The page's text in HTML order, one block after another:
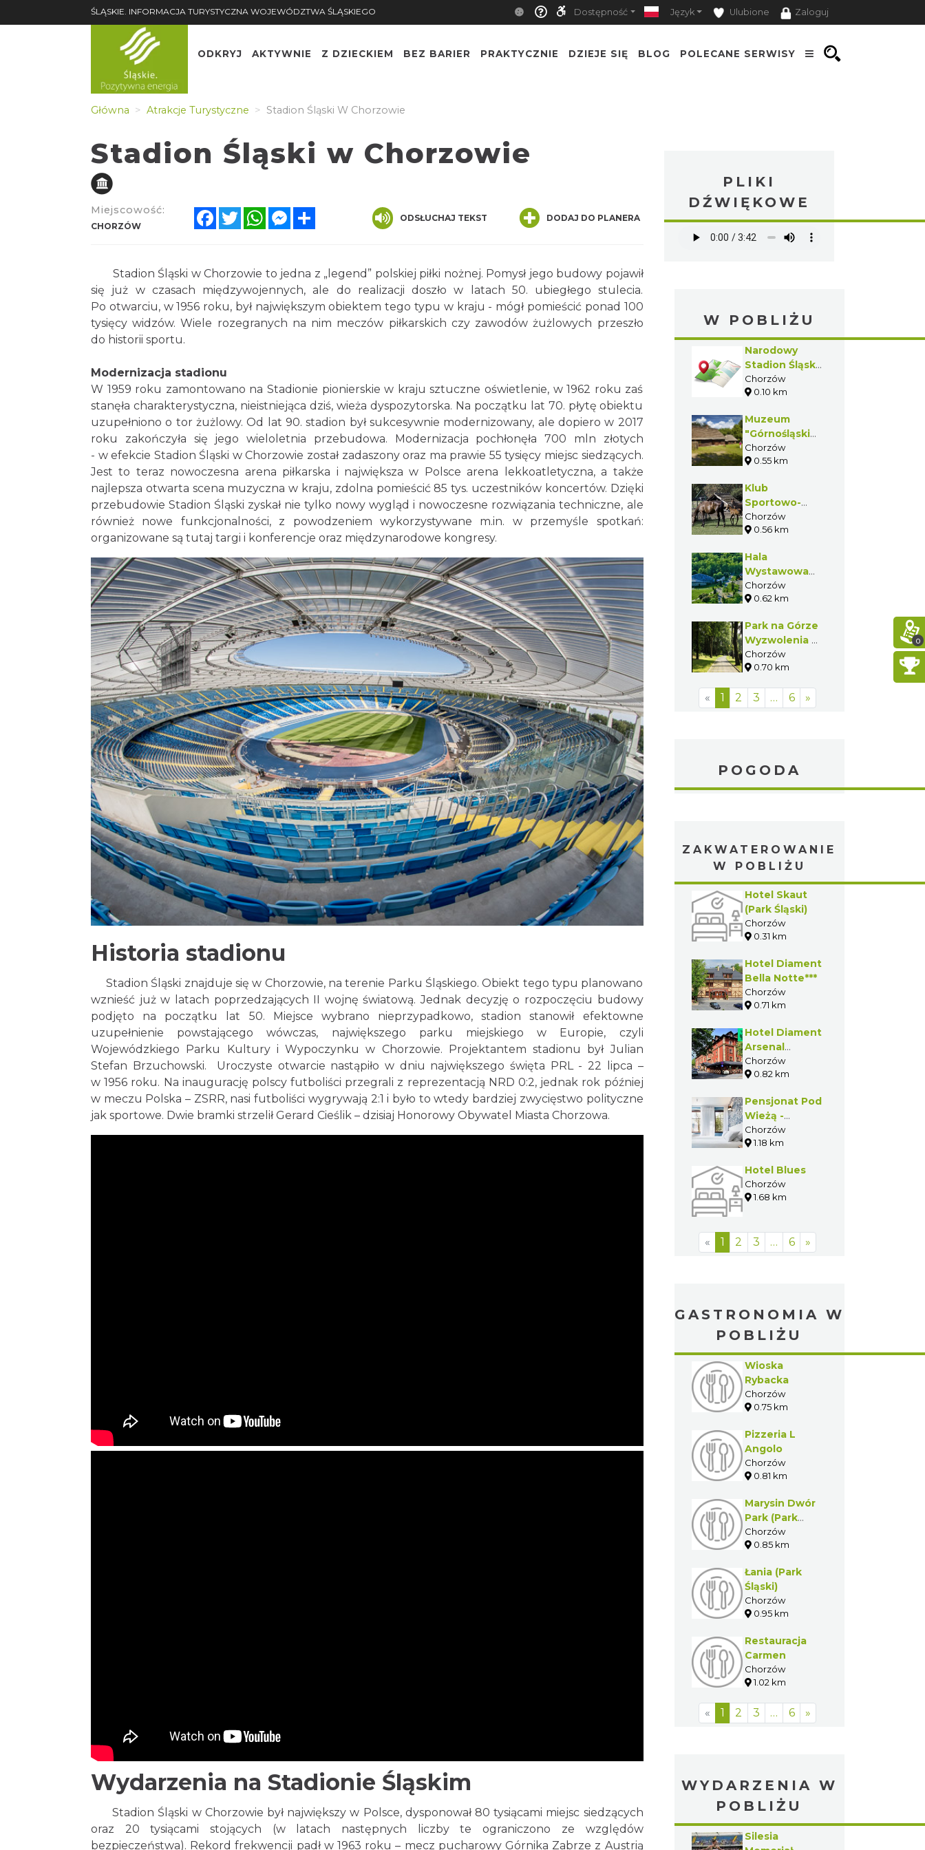
ŚLĄSKIE. INFORMACJA TURYSTYCZNA WOJEWÓDZTWA ŚLĄSKIEGO Dostępność Język Ulubione Zaloguj
ODKRYJ AKTYWNIE Z DZIECKIEM BEZ BARIER PRAKTYCZNIE DZIEJE SIĘ BLOG POLECANE SERWISY
Główna Atrakcje Turystyczne Stadion Śląski W Chorzowie
Stadion Śląski w Chorzowie
Miejscowość:
CHORZÓW
FacebookTwitterWhatsAppMessenger ODSŁUCHAJ TEKST DODAJ DO PLANERA
Stadion Śląski w Chorzowie to jedna z „legend” polskiej piłki nożnej. Pomysł jego budowy pojawił
się już w czasach międzywojennych, ale do realizacji doszło w latach 50. ubiegłego stulecia.
Po otwarciu, w 1956 roku, był największym obiektem tego typu w kraju - mógł pomieścić ponad 100
tysięcy widzów. Wiele rozegranych na nim meczów piłkarskich czy zawodów żużlowych przeszło
do historii sportu.
Modernizacja stadionu
W 1959 roku zamontowano na Stadionie pionierskie w kraju sztuczne oświetlenie, w 1962 roku zaś
stanęła charakterystyczna, nieistniejąca dziś, wieża dyspozytorska. Na początku lat 70. płytę obiektu
uzupełniono o tor żużlowy. Od lat 90. stadion był sukcesywnie modernizowany, ale dopiero w 2017
roku zakończyła się jego wieloletnia przebudowa. Modernizacja pochłonęła 700 mln złotych
- w efekcie Stadion Śląski w Chorzowie został zadaszony oraz ma prawie 55 tysięcy miejsc siedzących.
Jest to teraz nowoczesna arena piłkarska i największa w Polsce arena lekkoatletyczna, a także
najlepsza otwarta scena muzyczna w kraju, zdolna pomieścić 85 tys. uczestników koncertów. Dzięki
przebudowie Stadion Śląski zyskał nie tylko nowy wygląd i nowoczesne rozwiązania techniczne, ale
również nowe funkcjonalności, z powodzeniem wykorzystywane m.in. w przemyśle spotkań:
organizowane są tutaj targi i konferencje oraz międzynarodowe kongresy.
Historia stadionu
Stadion Śląski znajduje się w Chorzowie, na terenie Parku Śląskiego. Obiekt tego typu planowano
wznieść już w latach poprzedzających II wojnę światową. Jednak decyzję o rozpoczęciu budowy
podjęto na początku lat 50. Miejsce wybrano nieprzypadkowo, stadion stanowił efektowne
uzupełnienie powstającego wówczas, największego parku miejskiego w Europie, czyli
Wojewódzkiego Parku Kultury i Wypoczynku w Chorzowie. Projektantem stadionu był Julian
Stefan Brzuchowski. Uroczyste otwarcie nastąpiło w dniu największego święta PRL - 22 lipca –
w 1956 roku. Na inaugurację polscy futboliści przegrali z reprezentacją NRD 0:2, jednak rok później
w meczu Polska – ZSRR, nasi futboliści wygrywają 2:1 i było to wtedy bardziej zwycięstwo polityczne
jak sportowe. Dwie bramki strzelił Gerard Cieślik – dzisiaj Honorowy Obywatel Miasta Chorzowa.
Wydarzenia na Stadionie Śląskim
Stadion Śląski w Chorzowie był największy w Polsce, dysponował 80 tysiącami miejsc siedzących
oraz 20 tysiącami stojących (w latach następnych liczby te ograniczono ze względów
bezpieczeństwa). Rekord frekwencji padł w 1963 roku – mecz pucharowy Górnika Zabrze z Austrią
PLIKI
DŹWIĘKOWE
W POBLIŻU
Narodowy
Stadion Śląski
(Park Śląski)
Chorzów
0.10 km
Muzeum
"Górnośląski
Park
Etnograficzny
Chorzów
0.55 km
Klub
Sportowo-
Rekreacyjny
„Trial” w
Chorzów
0.56 km
Hala
Wystawowa
"Kapelusz"
Chorzów
0.62 km
Park na Górze
Wyzwolenia w
Chorzowie
Chorzów
0.70 km
« 1 2 3 … 6 »
POGODA
ZAKWATEROWANIE
W POBLIŻU
Hotel Skaut
(Park Śląski)
Chorzów
0.31 km
Hotel Diament
Bella Notte***
Chorzów
0.71 km
Hotel Diament
Arsenal
Palace****
Chorzów
0.82 km
Pensjonat Pod
Wieżą -
Sztygarka
Chorzów
1.18 km
Hotel Blues
Chorzów
1.68 km
« 1 2 3 … 6 »
GASTRONOMIA W
POBLIŻU
Wioska
Rybacka
Chorzów
0.75 km
Pizzeria L
Angolo
Chorzów
0.81 km
Marysin Dwór
Park (Park
Śląski)
Chorzów
0.85 km
Łania (Park
Śląski)
Chorzów
0.95 km
Restauracja
Carmen
Chorzów
1.02 km
« 1 2 3 … 6 »
WYDARZENIA W
POBLIŻU
Silesia
0